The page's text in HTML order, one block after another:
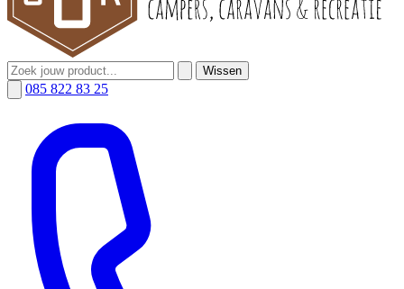
Wissen
085 822 83 25